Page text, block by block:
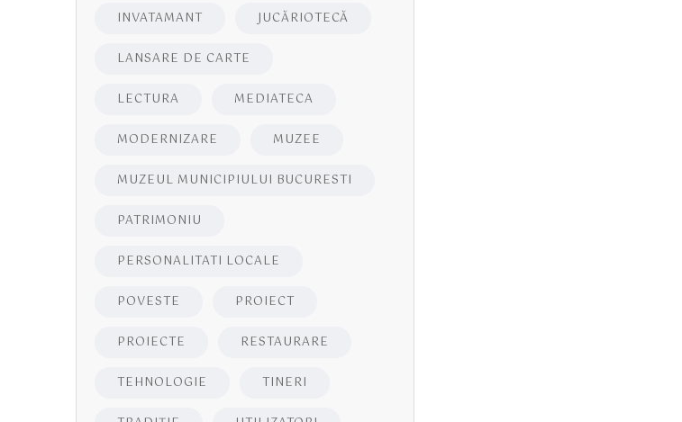
INVATAMANT JUCĂRIOTECĂ
LANSARE DE CARTE
LECTURA MEDIATECA
MODERNIZARE MUZEE
MUZEUL MUNICIPIULUI BUCURESTI
PATRIMONIU
PERSONALITATI LOCALE
POVESTE PROIECT
PROIECTE RESTAURARE
TEHNOLOGIE TINERI